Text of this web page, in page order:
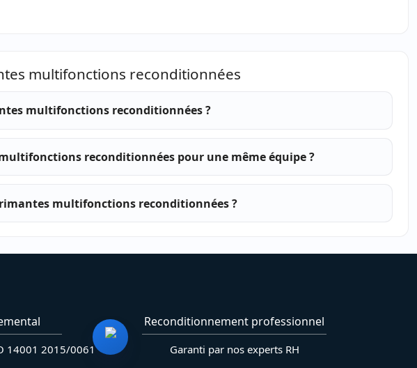
multifonctions reconditionnées
multifonctions reconditionnées ?
reconditionnées pour une même équipe ?
multifonctions reconditionnées ?
14001 2015/0061
Reconditionnement professionnel
Garanti par nos experts RH